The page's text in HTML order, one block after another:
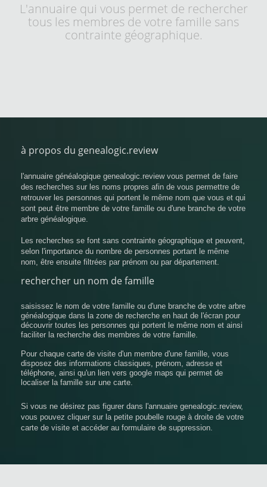
L'annuaire qui vous permet de rechercher
tous les membres de votre famille sans
contrainte géographique.
à propos du genealogic.review
l'annuaire généalogique genealogic.review vous permet de faire
des recherches sur les noms propres afin de vous permettre de
retrouver les personnes qui portent le même nom que vous et qui
sont peut être membre de votre famille ou d'une branche de votre
arbre généalogique.
Les recherches se font sans contrainte géographique et peuvent,
selon l'importance du nombre de personnes portant le même
nom, être ensuite filtrées par prénom ou par département.
rechercher un nom de famille
saisissez le nom de votre famille ou d'une branche de votre arbre
généalogique dans la zone de recherche en haut de l'écran pour
découvrir toutes les personnes qui portent le même nom et ainsi
faciliter la recherche des membres de votre famille.
Pour chaque carte de visite d'un membre d'une famille, vous
disposez des informations classiques, prénom, adresse et
téléphone, ainsi qu'un lien vers google maps qui permet de
localiser la famille sur une carte.
Si vous ne désirez pas figurer dans l'annuaire genealogic.review,
vous pouvez cliquer sur la petite poubelle rouge à droite de votre
carte de visite et accéder au formulaire de suppression.